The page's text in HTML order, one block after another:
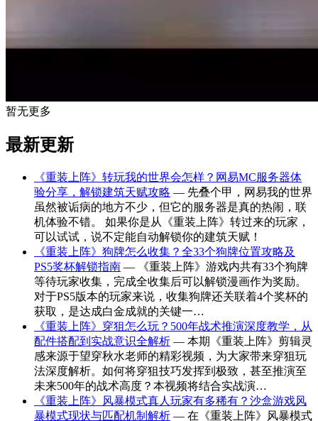
暂无更多
最新更新
《重装上阵》转玩我的世界会怎样？网易MC服务器体
验分享，解锁建筑天赋攻略 — 先叠个甲，网易我的世界
虽然被诟病的地方不少，但它的服务器是真的热闹，联
机体验不错。 如果你是从《重装上阵》转过来的玩家，
可以试试，说不定能自动解锁你的建筑天赋！
《重装上阵》狗牌怎么收集？全33个狗牌位置攻略及
PS5奖杯解锁指南 — 《重装上阵》游戏内共有33个狗牌
等待玩家收集，完成全收集后可以解锁漫画作为奖励。
对于PS5版本的玩家来说，收集狗牌还关联着4个奖杯的
获取，是达成白金成就的关键一…
《重装上阵》穿狙怎么玩？500年战术推演深度教学，从
配件搭配到实战意识全解析 — 本期《重装上阵》剪辑灵
感来源于望穿秋水老师的精彩视频，为大家带来穿狙玩
法深度解析。如何将穿狙技巧发挥到极致，甚至推演至
未来500年的战术高度？本视频将结合实战演…
《重装上阵》风暴模式真人玩家有多稀有？沙盒游戏风
暴模式现状与匹配机制解析 — 在《重装上阵》风暴模式